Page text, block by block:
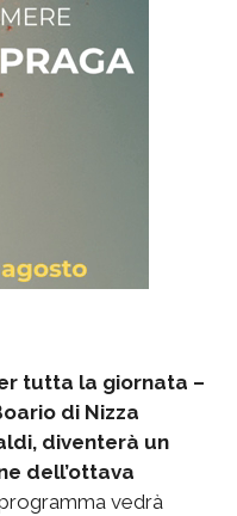
tutta la giornata –
di Nizza
diventerà un
dell’ottava
vedrà